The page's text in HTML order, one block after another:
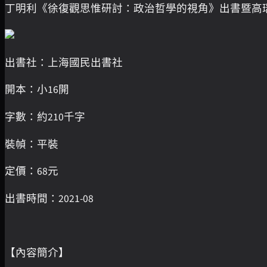
丁明利《徐復觀思惟研討：政治哲學的視角》出書暨高
出書社：上海國民出書社
開本：小16開
字數：約210千字
裝幀：平裝
定價：68元
出書時間：2021-08
【內容簡介】